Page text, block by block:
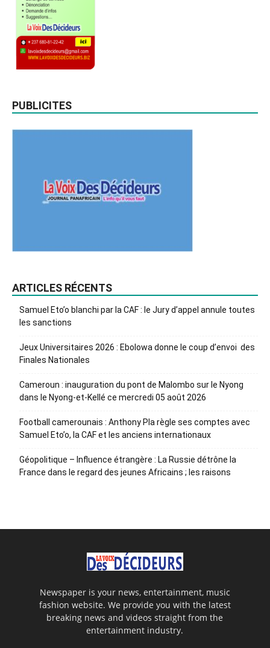
PUBLICITES
ARTICLES RÉCENTS
Samuel Eto’o blanchi par la CAF : le Jury d’appel annule toutes
les sanctions
Jeux Universitaires 2026 : Ebolowa donne le coup d’envoi des
Finales Nationales
Cameroun : inauguration du pont de Malombo sur le Nyong
dans le Nyong-et-Kellé ce mercredi 05 août 2026
Football camerounais : Anthony Pla règle ses comptes avec
Samuel Eto’o, la CAF et les anciens internationaux
Géopolitique – Influence étrangère : La Russie détrône la
France dans le regard des jeunes Africains ; les raisons
Newspaper is your news, entertainment, music
fashion website. We provide you with the latest
breaking news and videos straight from the
entertainment industry.